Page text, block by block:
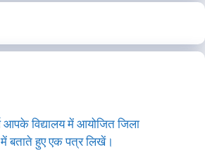
आपके विद्यालय में आयोजित जिला
में बताते हुए एक पत्र लिखें।